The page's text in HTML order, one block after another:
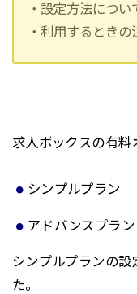
・設定方法につい
・利用するときの
求人ボックスの有料
シンプルプラン
アドバンスプラン
シンプルプランの
た。